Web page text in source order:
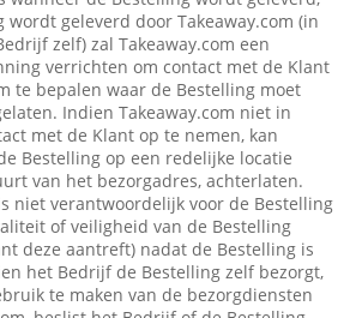
wordt geleverd door Takeaway.com (in
zelf) zal Takeaway.com een
verrichten om contact met de Klant
te bepalen waar de Bestelling moet
Indien Takeaway.com niet in
met de Klant op te nemen, kan
Bestelling op een redelijke locatie
van het bezorgadres, achterlaten.
niet verantwoordelijk voor de Bestelling
of veiligheid van de Bestelling
deze aantreft) nadat de Bestelling is
het Bedrijf de Bestelling zelf bezorgt,
te maken van de bezorgdiensten